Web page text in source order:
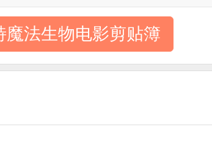
魔法生物电影剪贴簿